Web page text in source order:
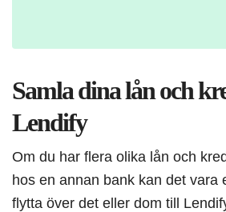
Samla dina lån och
Lendify
Om du har flera olika lån och
hos en annan bank kan det vara
flytta över det eller dom till